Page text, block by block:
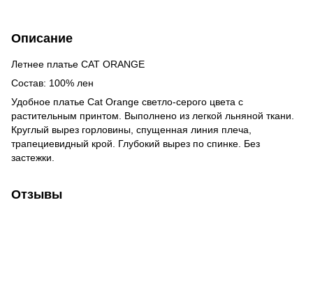
Описание
Летнее платье CAT ORANGE
Состав: 100% лен
Удобное платье Cat Orange светло-серого цвета с
растительным принтом. Выполнено из легкой льняной ткани.
Круглый вырез горловины, спущенная линия плеча,
трапециевидный крой. Глубокий вырез по спинке. Без
застежки.
Отзывы